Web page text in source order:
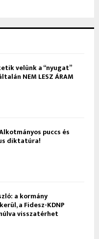
velünk a “nyugat”
NEM LESZ ÁRAM
puccs és
diktatúra!
a kormány
a Fidesz-KDNP
visszatérhet